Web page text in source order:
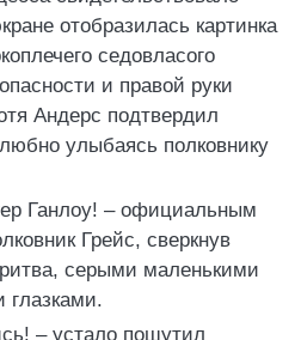
отобразилась картинка
седовласого
и правой руки
Андерс подтвердил
улыбаясь полковнику
Ганлоу! – официальным
Грейс, сверкнув
серыми маленькими
– устало пошутил